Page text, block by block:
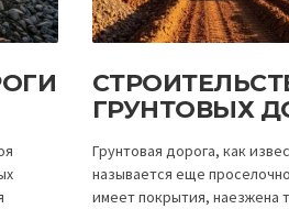
ГРУНТОВЫХ
Грунтовая дорога, как
называется еще
имеет покрытия, наезжена